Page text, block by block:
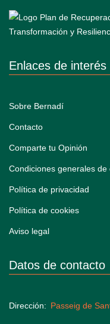
Enlaces de interés
Sobre Bernadí
Contacto
Comparte tu Opinión
Condiciones generales de
Política de privacidad
Política de cookies
Aviso legal
Datos de contacto
Dirección Passeig de